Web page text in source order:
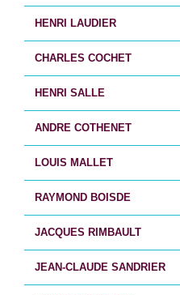
HENRI LAUDIER
CHARLES COCHET
HENRI SALLE
ANDRE COTHENET
LOUIS MALLET
RAYMOND BOISDE
JACQUES RIMBAULT
JEAN-CLAUDE SANDRIER